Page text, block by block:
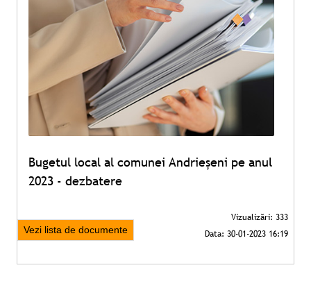
Bugetul local al comunei Andrieșeni pe anul
2023 - dezbatere
Vezi lista de documente